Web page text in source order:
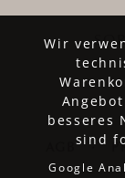
Wir
besseres
sind
Google